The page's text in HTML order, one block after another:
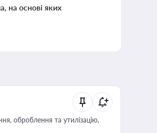
на основі яких
оброблення та утилізацію,